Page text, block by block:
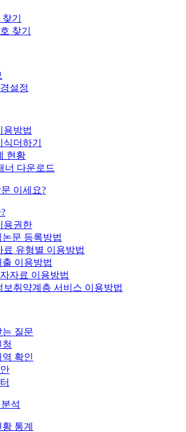
기
찾기
설정
용방법
식더하기
현황
너 다운로드
이세요?
용권한
논문 등록방법
료 유형별 이용방법
출 이용방법
자료 이용방법
보취약계층 서비스 이용방법
는 질문
확인
석
통계